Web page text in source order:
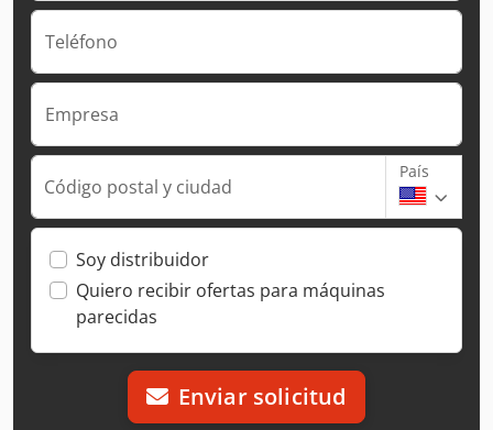
Teléfono
Empresa
Código postal y ciudad
País
Soy distribuidor
Quiero recibir ofertas para máquinas
parecidas
Enviar solicitud